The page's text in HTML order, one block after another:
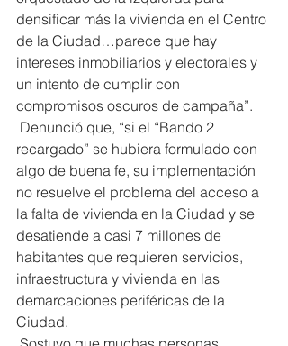
densificar más la vivienda en el Centro
de la Ciudad…parece que hay
intereses inmobiliarios y electorales y
un intento de cumplir con
compromisos oscuros de campaña”.
Denunció que, “si el “Bando 2
recargado” se hubiera formulado con
algo de buena fe, su implementación
no resuelve el problema del acceso a
la falta de vivienda en la Ciudad y se
desatiende a casi 7 millones de
habitantes que requieren servicios,
infraestructura y vivienda en las
demarcaciones periféricas de la
Ciudad.